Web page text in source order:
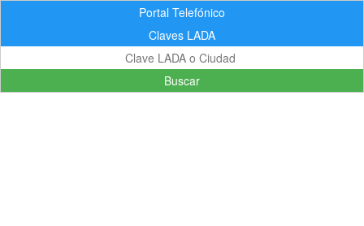
Portal Telefónico
Claves LADA
Buscar